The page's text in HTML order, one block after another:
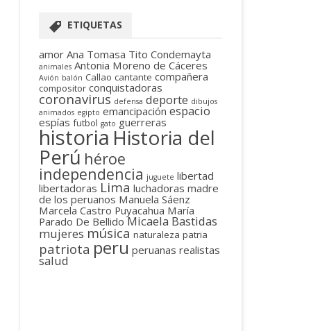
ETIQUETAS
amor Ana Tomasa Tito Condemayta
animales Antonia Moreno de Cáceres
Avión balón Callao cantante compañera
compositor conquistadoras
coronavirus defensa deporte dibujos
animados egipto emancipación espacio
espías futbol gato guerreras
historia Historia del
Perú héroe
independencia juguete libertad
libertadoras Lima luchadoras madre
de los peruanos Manuela Sáenz
Marcela Castro Puyacahua María
Parado De Bellido Micaela Bastidas
mujeres música naturaleza patria
patriota peru peruanas realistas
salud